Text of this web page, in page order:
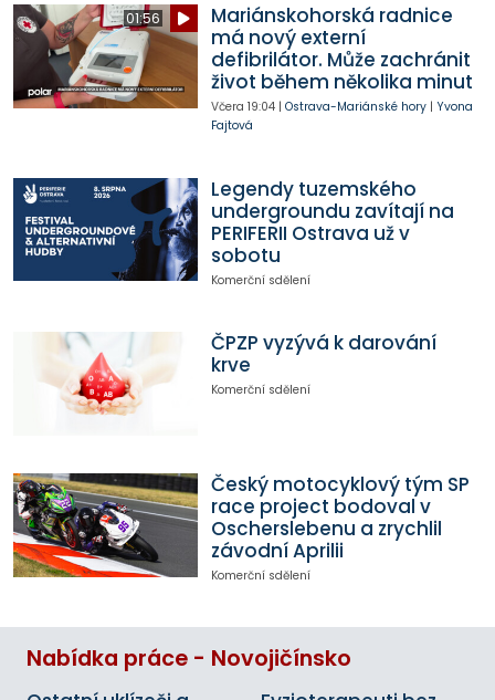
01:56
Mariánskohorská radnice
má nový externí
defibrilátor. Může zachránit
život během několika minut
Včera 19:04| Ostrava-Mariánské hory| Yvona
Fajtová
Legendy tuzemského
undergroundu zavítají na
PERIFERII Ostrava už v
sobotu
Komerční sdělení
ČPZP vyzývá k darování
krve
Komerční sdělení
Český motocyklový tým SP
race project bodoval v
Oscherslebenu a zrychlil
závodní Aprilii
Komerční sdělení
Nabídka práce - Novojičínsko